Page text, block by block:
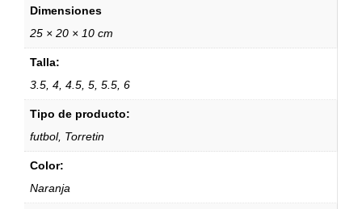
Dimensiones
25 × 20 × 10 cm
Talla:
3.5, 4, 4.5, 5, 5.5, 6
Tipo de producto:
futbol, Torretin
Color:
Naranja